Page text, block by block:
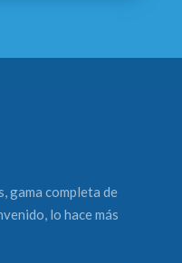
gama completa de
lo hace más